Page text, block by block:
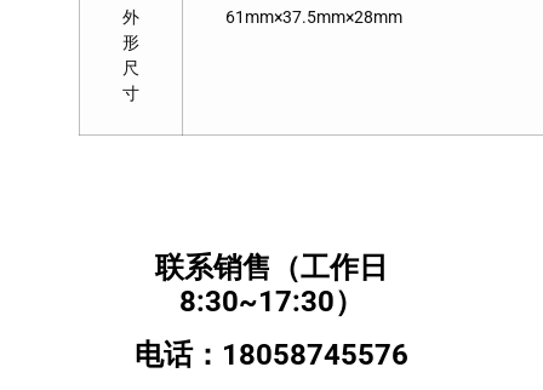
外
形
尺
寸
61mm×37.5mm×28mm
联系销售（工作日
8:30~17:30）
电话：18058745576